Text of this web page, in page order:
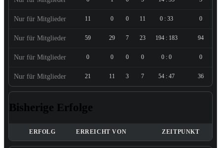
Nur für Mitglieder 11 0 0 11 0 : 33 0
Nur für Mitglieder 59 29 7 23 194 : 183 94
Nur für Mitglieder 0 0 0 0 0 : 0 0
Nur für Mitglieder 21 11 3 7 54 : 47 36
Bisherige Erfolge
ERFOLG ERREICHT VON ZEITPUNKT